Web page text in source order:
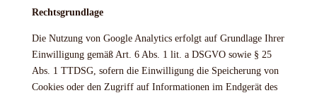
Rechtsgrundlage
Die Nutzung von Google Analytics erfolgt auf Grundlage Ihrer
Einwilligung gemäß Art. 6 Abs. 1 lit. a DSGVO sowie § 25
Abs. 1 TTDSG, sofern die Einwilligung die Speicherung von
Cookies oder den Zugriff auf Informationen im Endgerät des